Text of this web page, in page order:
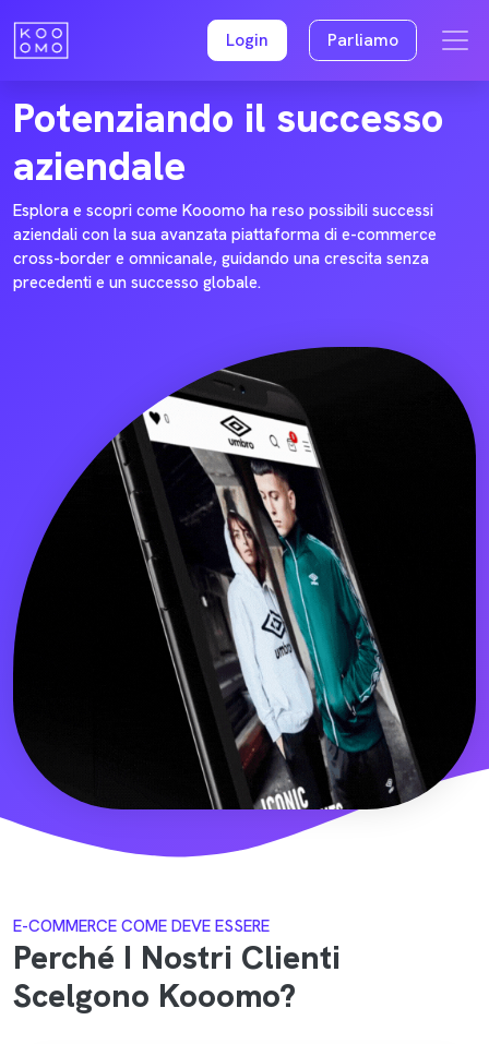
Login Parliamo
STORIE DI SUCCESSO
Potenziando il successo
aziendale
Esplora e scopri come Kooomo ha reso possibili successi
aziendali con la sua avanzata piattaforma di e-commerce
cross-border e omnicanale, guidando una crescita senza
precedenti e un successo globale.
E-COMMERCE COME DEVE ESSERE
Perché I Nostri Clienti
Scelgono Kooomo?